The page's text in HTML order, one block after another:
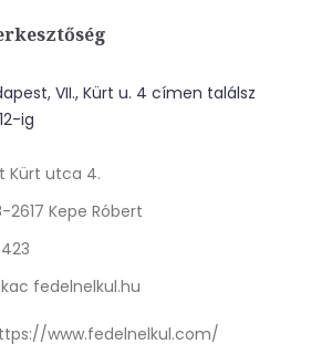
VII., Kürt u. 4 címen találsz
ig
Kürt utca 4.
Kepe Róbert
fedelnelkul.hu
www.fedelnelkul.com/